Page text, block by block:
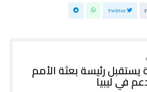
Twitter
يستقبل رئيسة بعثة الأمم
في ليبيا